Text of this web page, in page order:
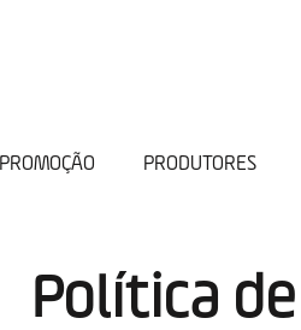
Política
PROMOÇÃO PRODUTORES